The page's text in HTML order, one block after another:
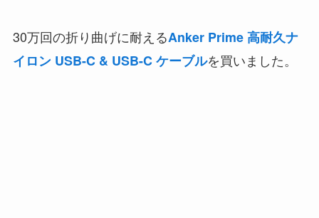
30万回の折り曲げに耐えるAnker Prime 高耐久ナ
イロン USB-C & USB-C ケーブルを買いました。